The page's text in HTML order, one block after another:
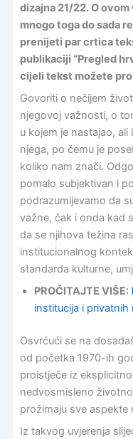
dizajna 21/22. O
mnogo toga do sada
prenijeti par crtica
publikaciji “Pregled
cijeli tekst možete
Govoriti o nečijem
njegovoj važnosti, o
u kojem je nastajao,
njega, po čemu je
koliko nam znači.
pomalo subjektivan i
podrazumijevamo da
važne, čak i onda kad
da se njihova težina
institucionalnog
standarda kulturne,
PROČITAJTE VIŠE:
institucija i privatnih
Osvrćući se na
od početka 1970-ih
proistječe iz
nedvosmisleno
prožimaju sve
Iz takvog uvjerenja